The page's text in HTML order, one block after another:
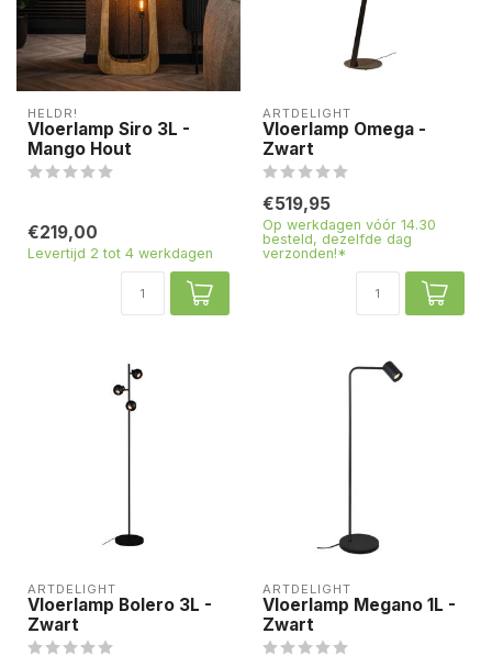
HELDR!
Vloerlamp Siro 3L -
Mango Hout
€219,00
Levertijd 2 tot 4 werkdagen
ARTDELIGHT
Vloerlamp Omega -
Zwart
€519,95
Op werkdagen vóór 14.30
besteld, dezelfde dag
verzonden!*
ARTDELIGHT
Vloerlamp Bolero 3L -
Zwart
ARTDELIGHT
Vloerlamp Megano 1L -
Zwart